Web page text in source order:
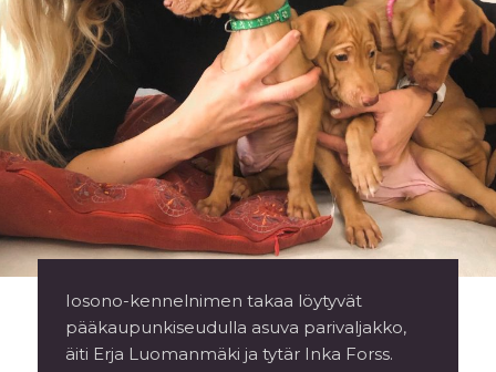
Iosono-kennelnimen takaa löytyvät
pääkaupunkiseudulla asuva parivaljakko,
äiti Erja Luomanmäki ja tytär Inka Forss.